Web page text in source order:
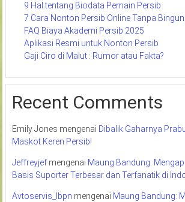
9 Hal tentang Biodata Pemain Persib
7 Cara Nonton Persib Online Tanpa
FAQ Biaya Akademi Persib 2025
Aplikasi Resmi untuk Nonton Persib
Gaji Ciro di Malut : Rumor atau Fakta?
Recent Comments
Emily Jones mengenai Dibalik Gaharnya
Maskot Keren Persib!
Jeffreyjefmengenai Maung Bandung:
Basis Suporter Terbesar dan Terfanatik di
Avtoservis_lbpn mengenai Maung Bandung: